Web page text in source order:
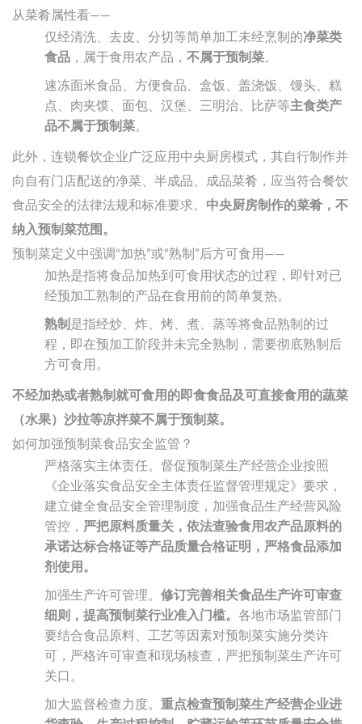
从菜肴属性看——
仅经清洗、去皮、分切等简单加工未经烹制的净菜类
食品 ，属于食用农产品， 不属于预制菜。
速冻面米食品、方便食品、盒饭、盖浇饭、馒头、糕
点、肉夹馍、面包、汉堡、三明治、比萨等主食类产
品不属于预制菜。
此外，连锁餐饮企业广泛应用中央厨房模式，其自行制作并
向自有门店配送的净菜、半成品、成品菜肴，应当符合餐饮
食品安全的法律法规和标准要求。 中央厨房制作的菜肴，不
纳入预制菜范围。
预制菜定义中强调“加热”或“熟制”后方可食用——
加热是指将食品加热到可食用状态的过程，即针对已
经预加工熟制的产品在食用前的简单复热。
熟制 是指经炒、炸、烤、煮、蒸等将食品熟制的过
程，即在预加工阶段并未完全熟制，需要彻底熟制后
方可食用。
不经加热或者熟制就可食用的即食食品及可直接食用的蔬菜
（水果）沙拉等凉拌菜不属于预制菜。
如何加强预制菜食品安全监管？
严格落实主体责任。督促预制菜生产经营企业按照
《企业落实食品安全主体责任监督管理规定》要求，
建立健全食品安全管理制度，加强食品生产经营风险
管控， 严把原料质量关，依法查验食用农产品原料的
承诺达标合格证等产品质量合格证明，严格食品添加
剂使用。
加强生产许可管理。 修订完善相关食品生产许可审查
细则，提高预制菜行业准入门槛。 各地市场监管部门
要结合食品原料、工艺等因素对预制菜实施分类许
可，严格许可审查和现场核查，严把预制菜生产许可
关口。
加大监督检查力度。 重点检查预制菜生产经营企业进